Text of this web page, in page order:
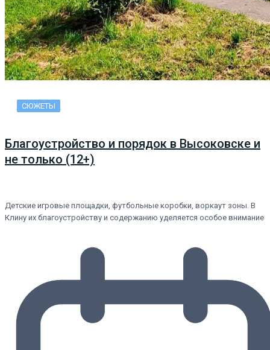
СЮЖЕТЫ
Благоустройство и порядок в Высоковске и
не только (12+)
Детские игровые площадки, футбольные коробки, воркаут зоны. В
Клину их благоустройству и содержанию уделяется особое внимание